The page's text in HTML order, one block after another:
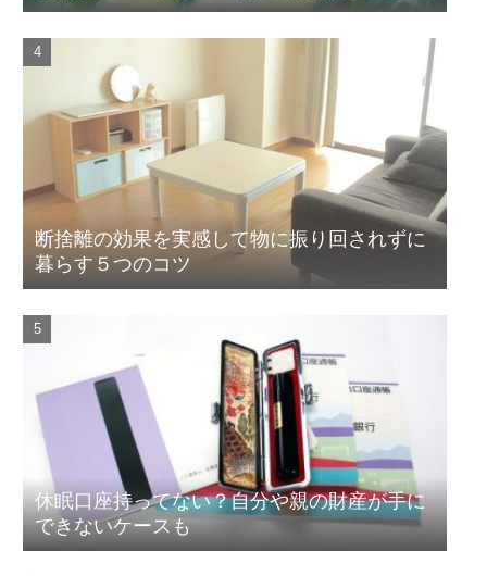
断捨離の効果を実感して物に振り回されずに
暮らす５つのコツ
休眠口座持ってない？自分や親の財産が手に
できないケースも